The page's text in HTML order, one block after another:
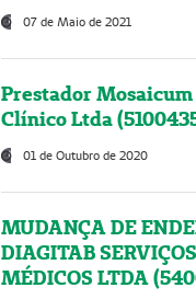
07 de Maio de 2021
Prestador Mosaicum
Clínico Ltda
01 de Outubro de 2020
MUDANÇA DE
DIAGITAB SERVIÇOS
MÉDICOS LTDA